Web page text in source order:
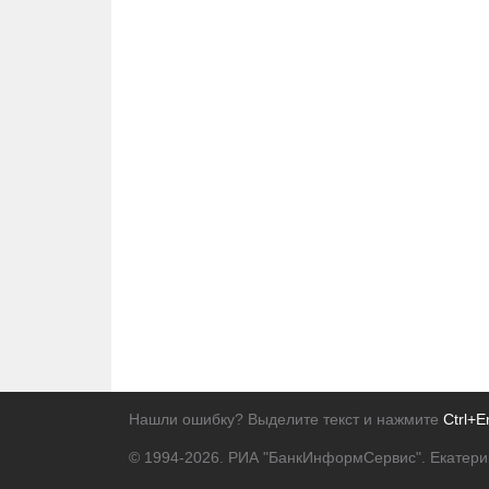
Нашли ошибку? Выделите текст и нажмите
© 1994-2026. РИА "БанкИнформСервис".